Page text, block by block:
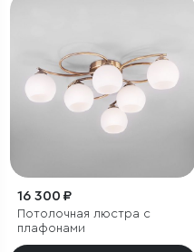
16 300 ₽
Потолочная люстра с
плафонами